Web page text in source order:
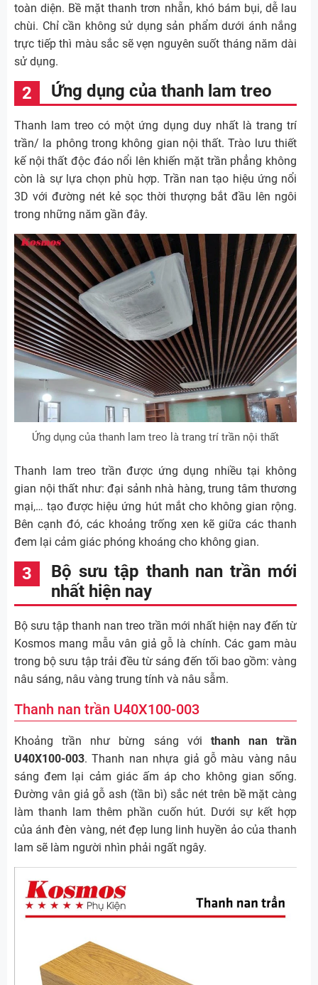
toàn diện. Bề mặt thanh trơn nhẵn, khó bám bụi, dễ lau
chùi. Chỉ cần không sử dụng sản phẩm dưới ánh nắng
trực tiếp thì màu sắc sẽ vẹn nguyên suốt tháng năm dài
sử dụng.
Ứng dụng của thanh lam treo
Thanh lam treo có một ứng dụng duy nhất là trang trí
trần/ la phông trong không gian nội thất. Trào lưu thiết
kế nội thất độc đáo nổi lên khiến mặt trần phẳng không
còn là sự lựa chọn phù hợp. Trần nan tạo hiệu ứng nổi
3D với đường nét kẻ sọc thời thượng bắt đầu lên ngôi
trong những năm gần đây.
Ứng dụng của thanh lam treo là trang trí trần nội thất
Thanh lam treo trần được ứng dụng nhiều tại không
gian nội thất như: đại sảnh nhà hàng, trung tâm thương
mại,… tạo được hiệu ứng hút mắt cho không gian rộng.
Bên cạnh đó, các khoảng trống xen kẽ giữa các thanh
đem lại cảm giác phóng khoáng cho không gian.
Bộ sưu tập thanh nan trần mới
nhất hiện nay
Bộ sưu tập thanh nan treo trần mới nhất hiện nay đến từ
Kosmos mang mẫu vân giả gỗ là chính. Các gam màu
trong bộ sưu tập trải đều từ sáng đến tối bao gồm: vàng
nâu sáng, nâu vàng trung tính và nâu sẫm.
Thanh nan trần U40X100-003
Khoảng trần như bừng sáng với thanh nan trần
U40X100-003. Thanh nan nhựa giả gỗ màu vàng nâu
sáng đem lại cảm giác ấm áp cho không gian sống.
Đường vân giả gỗ ash (tần bì) sắc nét trên bề mặt càng
làm thanh lam thêm phần cuốn hút. Dưới sự kết hợp
của ánh đèn vàng, nét đẹp lung linh huyền ảo của thanh
lam sẽ làm người nhìn phải ngất ngây.